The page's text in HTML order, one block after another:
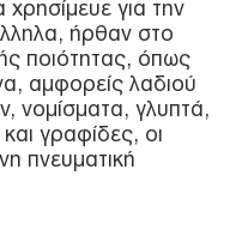
για την
ήρθαν στο
ποιότητας, όπως
αμφορείς λαδιού
νομίσματα, γλυπτά,
γραφίδες, οι
πνευματική